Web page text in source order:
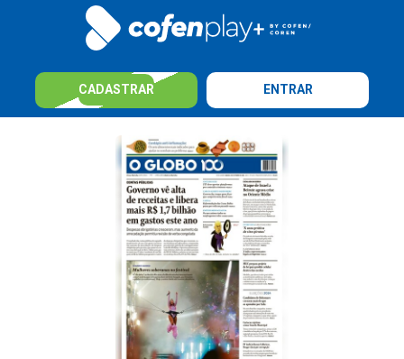
CADASTRAR ENTRAR